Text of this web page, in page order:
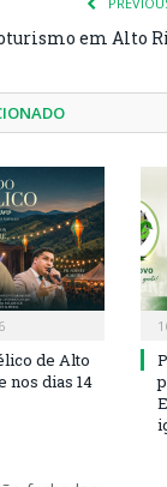
em Alto
de Alto
nos dias 14